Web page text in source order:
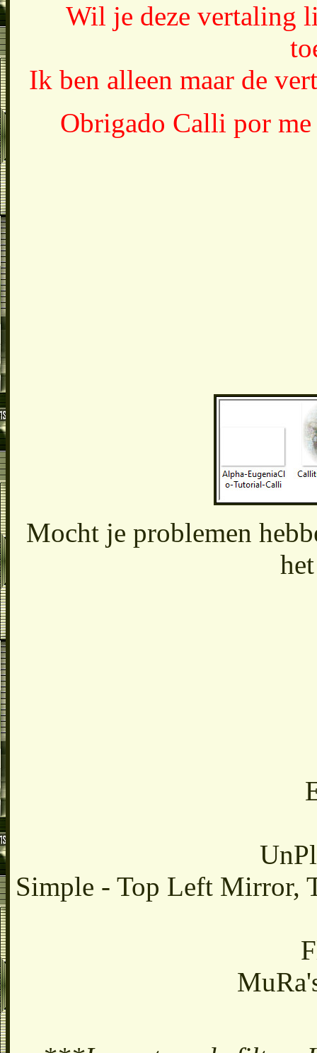
Wil je deze vertaling
Ik ben alleen maar de
Obrigado Calli por
Mocht je problemen
Simple - Top Left Mirror,